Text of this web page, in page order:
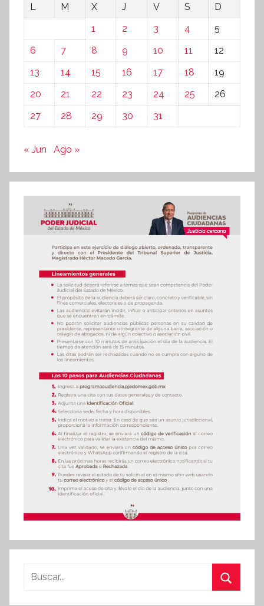
L
M X J V S
D
1
2 3 4
5
6
7 8 9 10 11
12
13
14 15 16 17 18
19
20
21 22 23 24 25
26
27
28 29 30 31
« Jun Ago »
Buscar: